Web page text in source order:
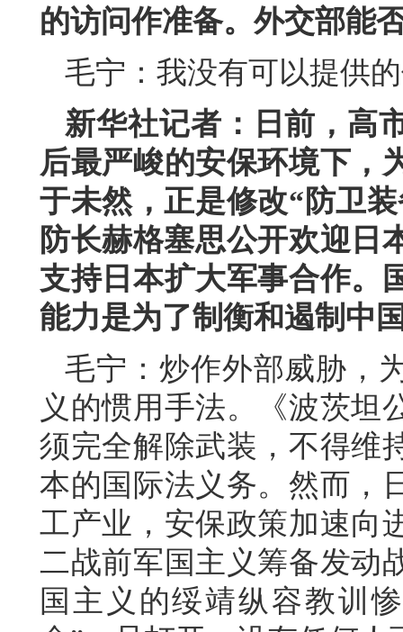
的访问作准备。外交部能
毛宁：我没有可以提供
新华社记者：日前，高
后最严峻的安保环境下，
于未然，正是修改“防卫
防长赫格塞思公开欢迎日
支持日本扩大军事合作。
能力是为了制衡和遏制中
毛宁：炒作外部威胁，
义的惯用手法。《波茨坦
须完全解除武装，不得维
本的国际法义务。然而，
工产业，安保政策加速向
二战前军国主义筹备发动
国主义的绥靖纵容教训